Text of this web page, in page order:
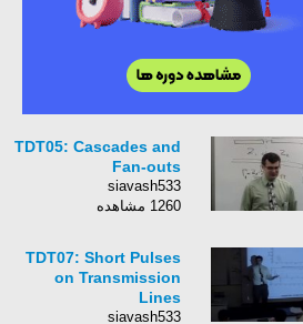
TDT05: Cascades and
Fan-outs
siavash533
1260 مشاهده
TDT07: Short Pulses
on Transmission
Lines
siavash533